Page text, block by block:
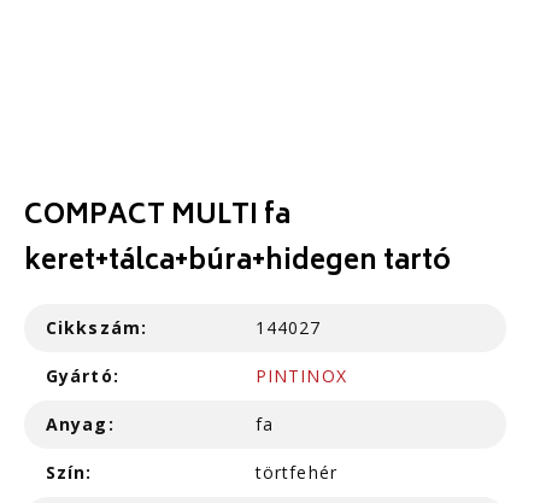
COMPACT MULTI fa
keret+tálca+búra+hidegen tartó
Cikkszám: 144027
Gyártó: PINTINOX
Anyag: fa
Szín: törtfehér